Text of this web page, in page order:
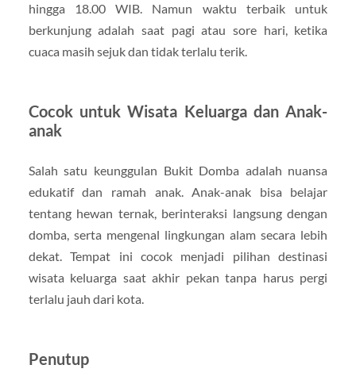
hingga 18.00 WIB. Namun waktu terbaik untuk
berkunjung adalah saat pagi atau sore hari, ketika
cuaca masih sejuk dan tidak terlalu terik.
Cocok untuk Wisata Keluarga dan Anak-
anak
Salah satu keunggulan Bukit Domba adalah nuansa
edukatif dan ramah anak. Anak-anak bisa belajar
tentang hewan ternak, berinteraksi langsung dengan
domba, serta mengenal lingkungan alam secara lebih
dekat. Tempat ini cocok menjadi pilihan destinasi
wisata keluarga saat akhir pekan tanpa harus pergi
terlalu jauh dari kota.
Penutup